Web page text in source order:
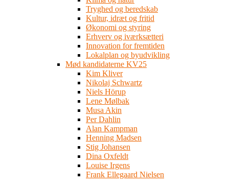
Tryghed og beredskab
Kultur, idræt og fritid
Økonomi og styring
Erhverv og iværksætteri
Innovation for fremtiden
Lokalplan og byudvikling
Mød kandidaterne KV25
Kim Kliver
Nikolaj Schwartz
Niels Hörup
Lene Mølbak
Musa Akin
Per Dahlin
Alan Kampman
Henning Madsen
Stig Johansen
Dina Oxfeldt
Louise Irgens
Frank Ellegaard Nielsen